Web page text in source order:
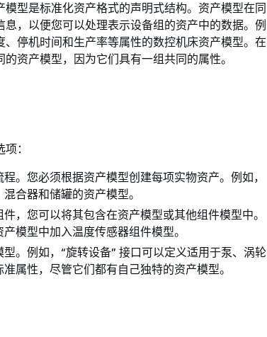
模型是标准化资产格式的声明式结构。资产模型在同
，以便您可以处理表示设备组的资产中的数据。例
停机时间和生产率等属性的数控机床资产模型。在
资产模型，因为它们具有一组共同的属性。
：
。您必须根据资产模型创建每项实物资产。例如，
合器和储罐的资产模型。
，您可以将其包含在资产模型或其他组件模型中。
模型中加入温度传感器组件模型。
。例如，“旋转设备” 接口可以定义适用于泵、涡轮
属性，尽管它们都有自己独特的资产模型。